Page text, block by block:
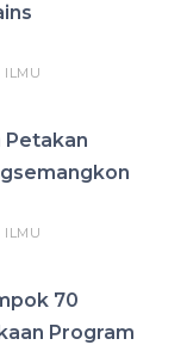
ILMU
Petakan
ILMU
70
Program